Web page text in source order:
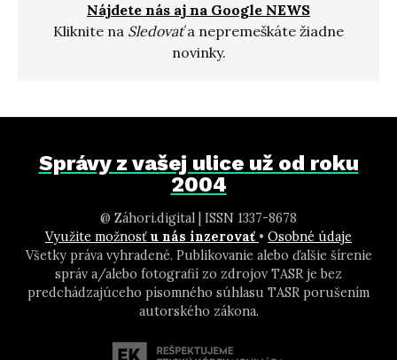
Nájdete nás aj na Google NEWS
Kliknite na Sledovaťa nepremeškáte žiadne
novinky.
Správy z vašej ulice už od roku
2004
@ Záhori.digital | ISSN 1337-8678
Využite možnosť u nás inzerovať • Osobné údaje
Všetky práva vyhradené. Publikovanie alebo ďalšie šírenie
správ a/alebo fotografií zo zdrojov TASR je bez
predchádzajúceho písomného súhlasu TASR porušením
autorského zákona.